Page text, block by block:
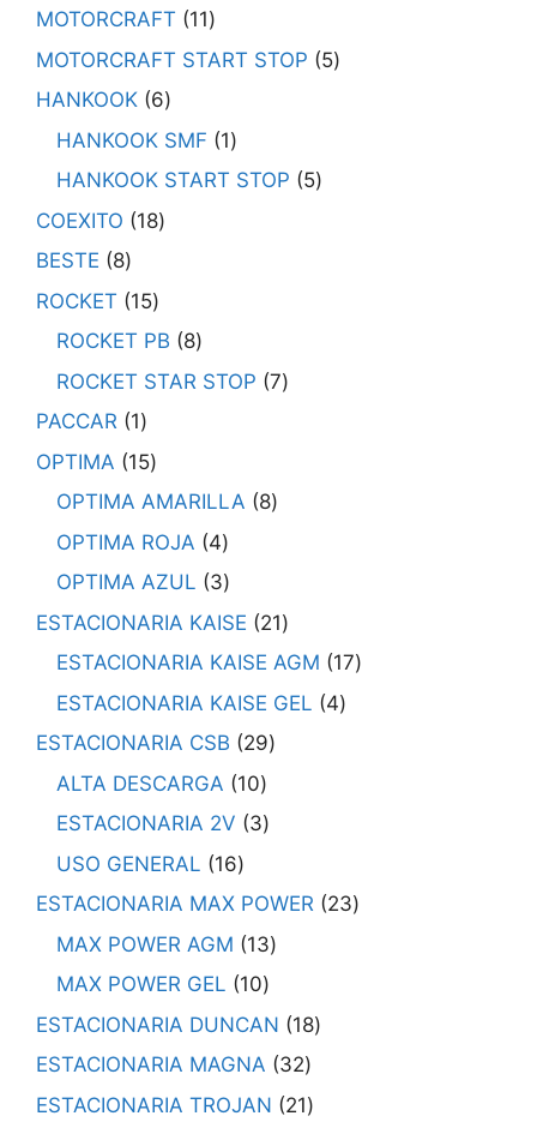
MOTORCRAFT
11
MOTORCRAFT START STOP
5
HANKOOK 6
HANKOOK SMF
1
HANKOOK START STOP
5
COEXITO
18
BESTE
8
ROCKET
15
ROCKET PB
8
ROCKET STAR STOP 7
PACCAR 1
OPTIMA
15
OPTIMA AMARILLA
8
OPTIMA ROJA
4
OPTIMA AZUL
3
ESTACIONARIA KAISE
21
ESTACIONARIA KAISE AGM
17
ESTACIONARIA KAISE GEL
4
ESTACIONARIA CSB
29
ALTA DESCARGA
10
ESTACIONARIA 2V
3
USO GENERAL
16
ESTACIONARIA MAX POWER 23
MAX POWER AGM
13
MAX POWER GEL
10
ESTACIONARIA DUNCAN
18
ESTACIONARIA MAGNA
32
ESTACIONARIA TROJAN
21